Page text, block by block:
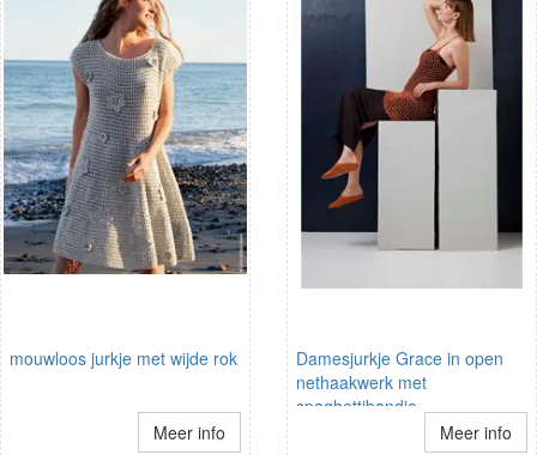
mouwloos jurkje met wijde rok
Meer info
Damesjurkje Grace in open
nethaakwerk met
spaghettibandje
Meer info